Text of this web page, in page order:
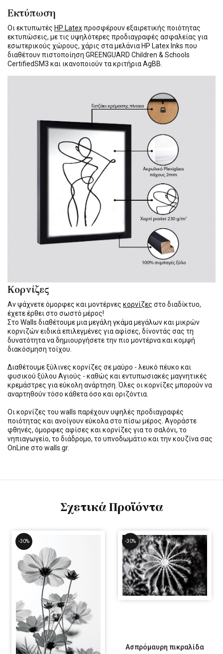
Εκτύπωση
Οι εκτυπωτές HP Latexπροσφέρουν εξαιρετικής ποιότητας
εκτυπώσεις, με τις υψηλότερες προδιαγραφές ασφαλείας για
εσωτερικούς χώρους, χάρις στα μελάνια HP Latex Inks που
διαθέτουν πιστοποίηση GREENGUARD Children & Schools
CertifiedSM3 και ικανοποιούν τα κριτήρια AgBB.
Κορνίζες
Αν ψάχνετε όμορφες και μοντέρνες κορνίζες στο διαδίκτυο,
έχετε έρθει στο σωστό μέρος!
Στο Walls διαθέτουμε μια μεγάλη γκάμα μεγάλων και μικρών
κορνιζών ειδικά επιλεγμένες για αφίσες, δίνοντάς σας τη
δυνατότητα να δημιουργήσετε την πιο μοντέρνα και κομψή
διακόσμηση τοίχου.
Διαθέτουμε ξύλινες κορνίζες σε μαύρο - λευκό πέυκο και
φυσικού ξύλου Αγιούς - καθώς και εντυπωσιακές μαγνητικές
κρεμάστρες για εύκολη ανάρτηση. Όλες οι κορνίζες μπορούν να
αναρτηθούν τόσο κάθετα όσο και οριζόντια.
Οι κορνίζες του walls παρέχουν υψηλές προδιαγραφές
ποιότητας και ανοίγουν εύκολα στο πίσω μέρος. Αγοράστε
φθηνές, όμορφες αφίσες και κορνίζες για το σαλόνι, το
νηπιαγωγείο, το διάδρομο, το υπνοδωμάτιο και την κουζίνα σας
OnLine στο walls.gr.
Σχετικά Προϊόντα
-30% -30%
Ασπρόμαυρη πικραλίδα